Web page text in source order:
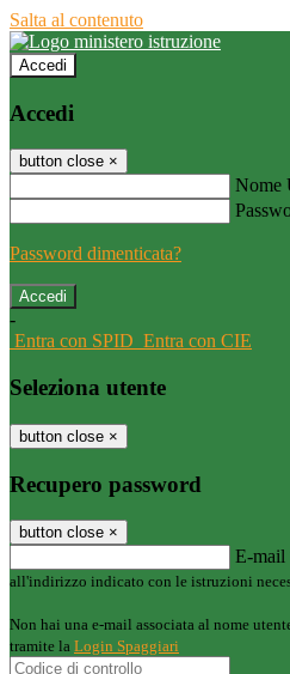
Salta al contenuto
Accedi
Accedi
button close ×
Nome
Password dimenticata?
-
Entra con SPID Entra con CIE
Seleziona utente
button close ×
Recupero password
button close ×
E-mail
all'indirizzo indicato con le istruzioni
Non hai una e-mail associata al nome
tramite la Login Spaggiari